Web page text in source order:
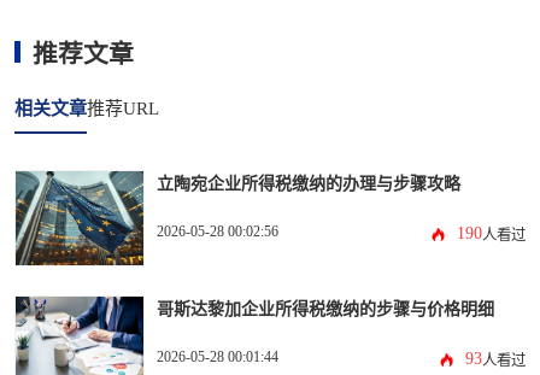
推荐文章
相关文章推荐URL
立陶宛企业所得税缴纳的办理与步骤攻略
2026-05-28 00:02:56 190人看过
哥斯达黎加企业所得税缴纳的步骤与价格明细
2026-05-28 00:01:44 93人看过